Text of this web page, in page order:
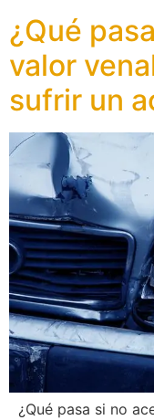
¿Qué
valor
sufrir un
¿Qué pasa si no